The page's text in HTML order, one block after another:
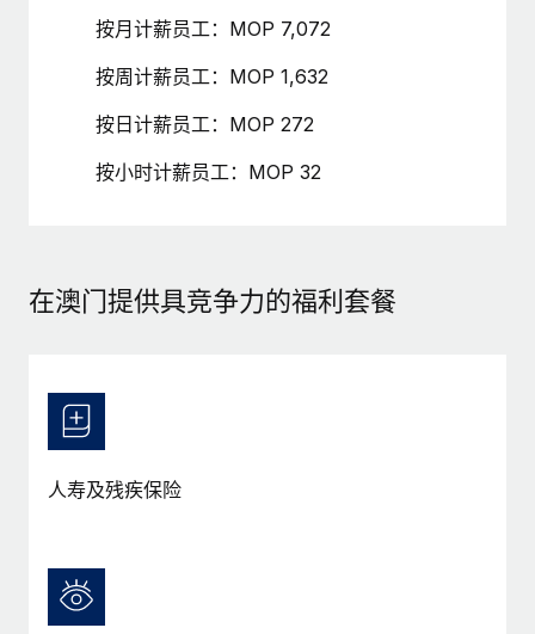
实体设立
快速建立合规实体
轻松搬迁员工
了解更多
Remote for contractor management and
Reverse Tech at a glance Health and wellness startup,
to the demands of today’s labor market, the...
了解更多
six-month project with a dedicated team....
按月计薪员工：MOP 7,072
按周计薪员工：MOP 1,632
按日计薪员工：MOP 272
按小时计薪员工：MOP 32
在澳门提供具竞争力的福利套餐
人寿及残疾保险